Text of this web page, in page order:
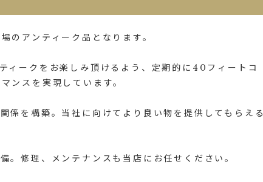
のアンティーク品となります。
ィークをお楽しみ頂けるよう、定期的に40フィートコ
ンスを実現しています。
係を構築。当社に向けてより良い物を提供してもらえる
。修理、メンテナンスも当店にお任せください。